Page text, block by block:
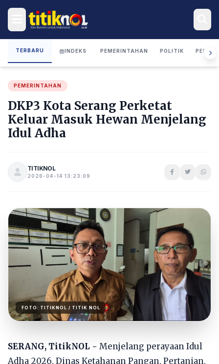
TERBARU INDEKS PEMERINTAHAN POLITIK
PEMERINTAHAN
DKP3 Kota Serang Perketat
Keluar Masuk Hewan Menjelang
Idul Adha
TITIKNOL
2026-04-14 13:23:09
FOTO: TITIKNOL / TITIK NOL
SERANG, TitikNOL - Menjelang perayaan Idul
Adha 2026, Dinas Ketahanan Pangan, Pertanian,